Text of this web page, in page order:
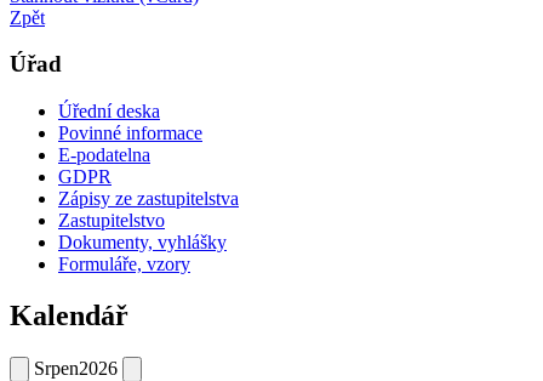
Zpět
Úřad
Úřední deska
Povinné informace
E-podatelna
GDPR
Zápisy ze zastupitelstva
Zastupitelstvo
Dokumenty, vyhlášky
Formuláře, vzory
Kalendář
Srpen2026